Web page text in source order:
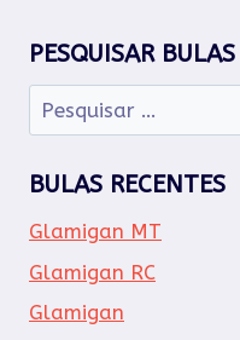
PESQUISAR BULAS
Pesquisar
por:
BULAS RECENTES
Glamigan MT
Glamigan RC
Glamigan